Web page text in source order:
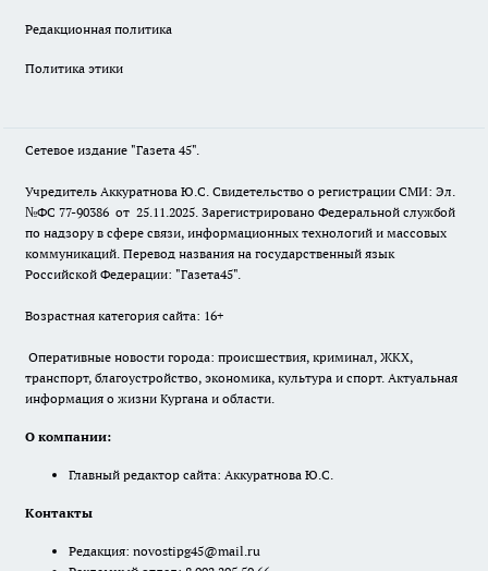
Редакционная политика
Политика этики
Сетевое издание "Газета 45".
Учредитель Аккуратнова Ю.С. Свидетельство о регистрации СМИ: Эл.
№ФС 77-90386 от 25.11.2025. Зарегистрировано Федеральной службой
по надзору в сфере связи, информационных технологий и массовых
коммуникаций. Перевод названия на государственный язык
Российской Федерации: "Газета45".
Возрастная категория сайта: 16+
Оперативные новости города: происшествия, криминал, ЖКХ,
транспорт, благоустройство, экономика, культура и спорт. Актуальная
информация о жизни Кургана и области.
О компании:
Главный редактор сайта: Аккуратнова Ю.С.
Контакты
Редакция: novostipg45@mail.ru